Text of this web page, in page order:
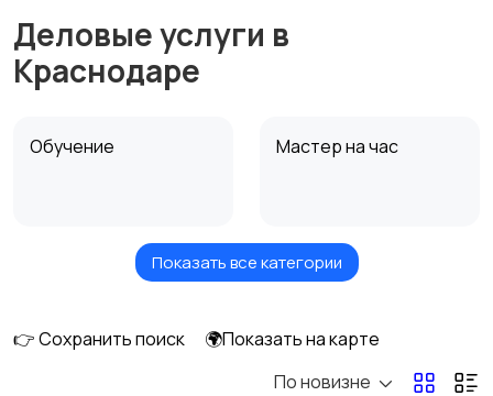
Деловые услуги в
Краснодаре
Обучение Мастер на час
Красота и здоровье Перевозки
Показать все категории
👉 Сохранить поиск
🌍Показать на карте
По новизне